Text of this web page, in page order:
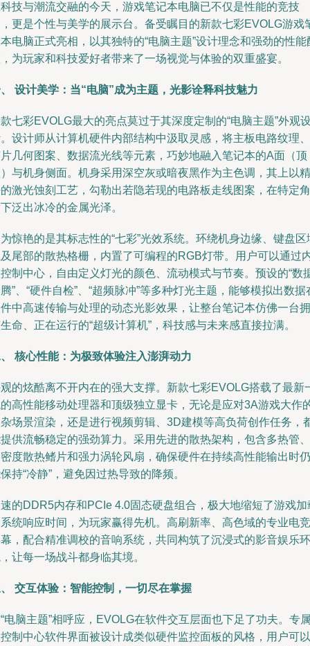
技与潮流交融的今天，游戏笔记本电脑已不仅是性能的竞技
更是个性与美学的展示台。备受瞩目的新款七彩EVOLG游戏
电脑正式亮相，以其独特的“电脑主题”设计理念和强劲的性能
为玩家和科技爱好者带来了一场视觉与体验的双重盛宴。
设计美学：当“电脑”成为主题，光影诠释科技魅力
七彩EVOLG最大的亮点莫过于其深度定制的“电脑主题”外观
设计师从计算机硬件内部结构中汲取灵感，将主板电路纹理、
几何图案、数据流光线等元素，巧妙地融入笔记本的A面（顶
与机身侧面。机身采用深空灰或暗夜黑作为主色调，其上以精
激光蚀刻工艺，勾勒出若隐若现的电路板走线图案，在特定角
泛出冰冷的金属光泽。
惊艳的是其标志性的“七彩”光效系统。环绕机身边缘、键盘区
尾部的散热格栅，内置了可编程的RGB灯带。用户可以通过
制中心，自由定义灯光的颜色、流动模式与节奏。预设的“数
”、“硬件自检”、“超频脉冲”等多种灯光主题，能够模拟出数据
中高速传输与处理的动态光影效果，让整台笔记本仿佛一台拥
命、正在运行的“超级计算机”，科技感与未来感直接拉满。
核心性能：为极致体验注入澎湃动力
的炫酷离不开内在的强大支撑。新款七彩EVOLG搭载了最新
高性能移动处理器和顶级独立显卡，无论是应对3A游戏大作
场景渲染，还是进行视频剪辑、3D建模等高负荷创作任务，
供流畅稳定的强劲算力。采用先进的散热架构，包含多热管、
度散热鳍片和强力涡轮风扇，确保硬件在持续高性能输出时仍
持“冷静”，避免因过热导致的降频。
的DDR5内存和PCIe 4.0固态硬盘组合，极大地缩短了游戏加
统响应时间，为玩家赢得先机。高刷新率、高色域的专业电竞
，配合精准调校的音响系统，共同构筑了沉浸式的影音娱乐环
让每一场战斗都身临其境。
交互体验：智能控制，一切尽在掌握
电脑主题”相呼应，EVOLG在软件交互层面也下足了功夫。专
制中心软件界面被设计成类似硬件监控面板的风格，用户可以